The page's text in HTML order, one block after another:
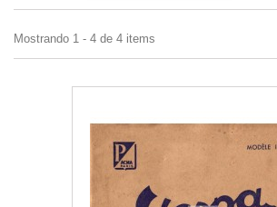
Mostrando 1 - 4 de 4 items